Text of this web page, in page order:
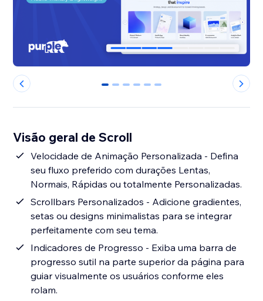
0 1 2 3 4 5
Visão geral de Scroll
Velocidade de Animação Personalizada - Defina
seu fluxo preferido com durações Lentas,
Normais, Rápidas ou totalmente Personalizadas.
Scrollbars Personalizados - Adicione gradientes,
setas ou designs minimalistas para se integrar
perfeitamente com seu tema.
Indicadores de Progresso - Exiba uma barra de
progresso sutil na parte superior da página para
guiar visualmente os usuários conforme eles
rolam.